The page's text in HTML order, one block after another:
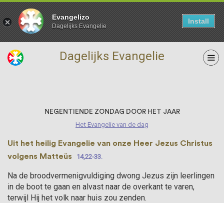
Evangelizo
Dagelijks Evangelie
Install
Dagelijks Evangelie 09 Augustus
NEGENTIENDE ZONDAG DOOR HET JAAR
Het Evangelie van de dag
Uit het heilig Evangelie van onze Heer Jezus Christus
volgens Matteüs
14,22-33.
Na de broodvermenigvuldiging dwong Jezus zijn leerlingen
in de boot te gaan en alvast naar de overkant te varen,
terwijl Hij het volk naar huis zou zenden.